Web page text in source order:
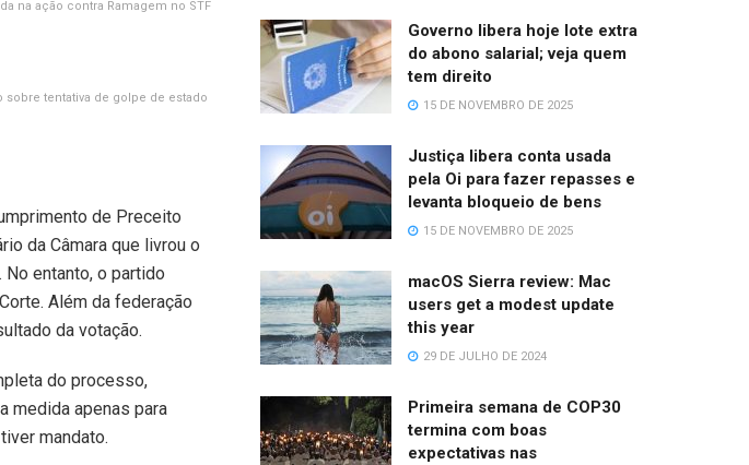
na ação contra Ramagem no STF
tentativa de golpe de estado
de Preceito
da Câmara que livrou o
entanto, o partido
Além da federação
da votação.
do processo,
medida apenas para
mandato.
Governo libera hoje lote extra
do abono salarial; veja quem
tem direito
15 DE NOVEMBRO DE 2025
Justiça libera conta usada
pela Oi para fazer repasses e
levanta bloqueio de bens
15 DE NOVEMBRO DE 2025
macOS Sierra review: Mac
users get a modest update
this year
29 DE JULHO DE 2024
Primeira semana de COP30
termina com boas
expectativas nas